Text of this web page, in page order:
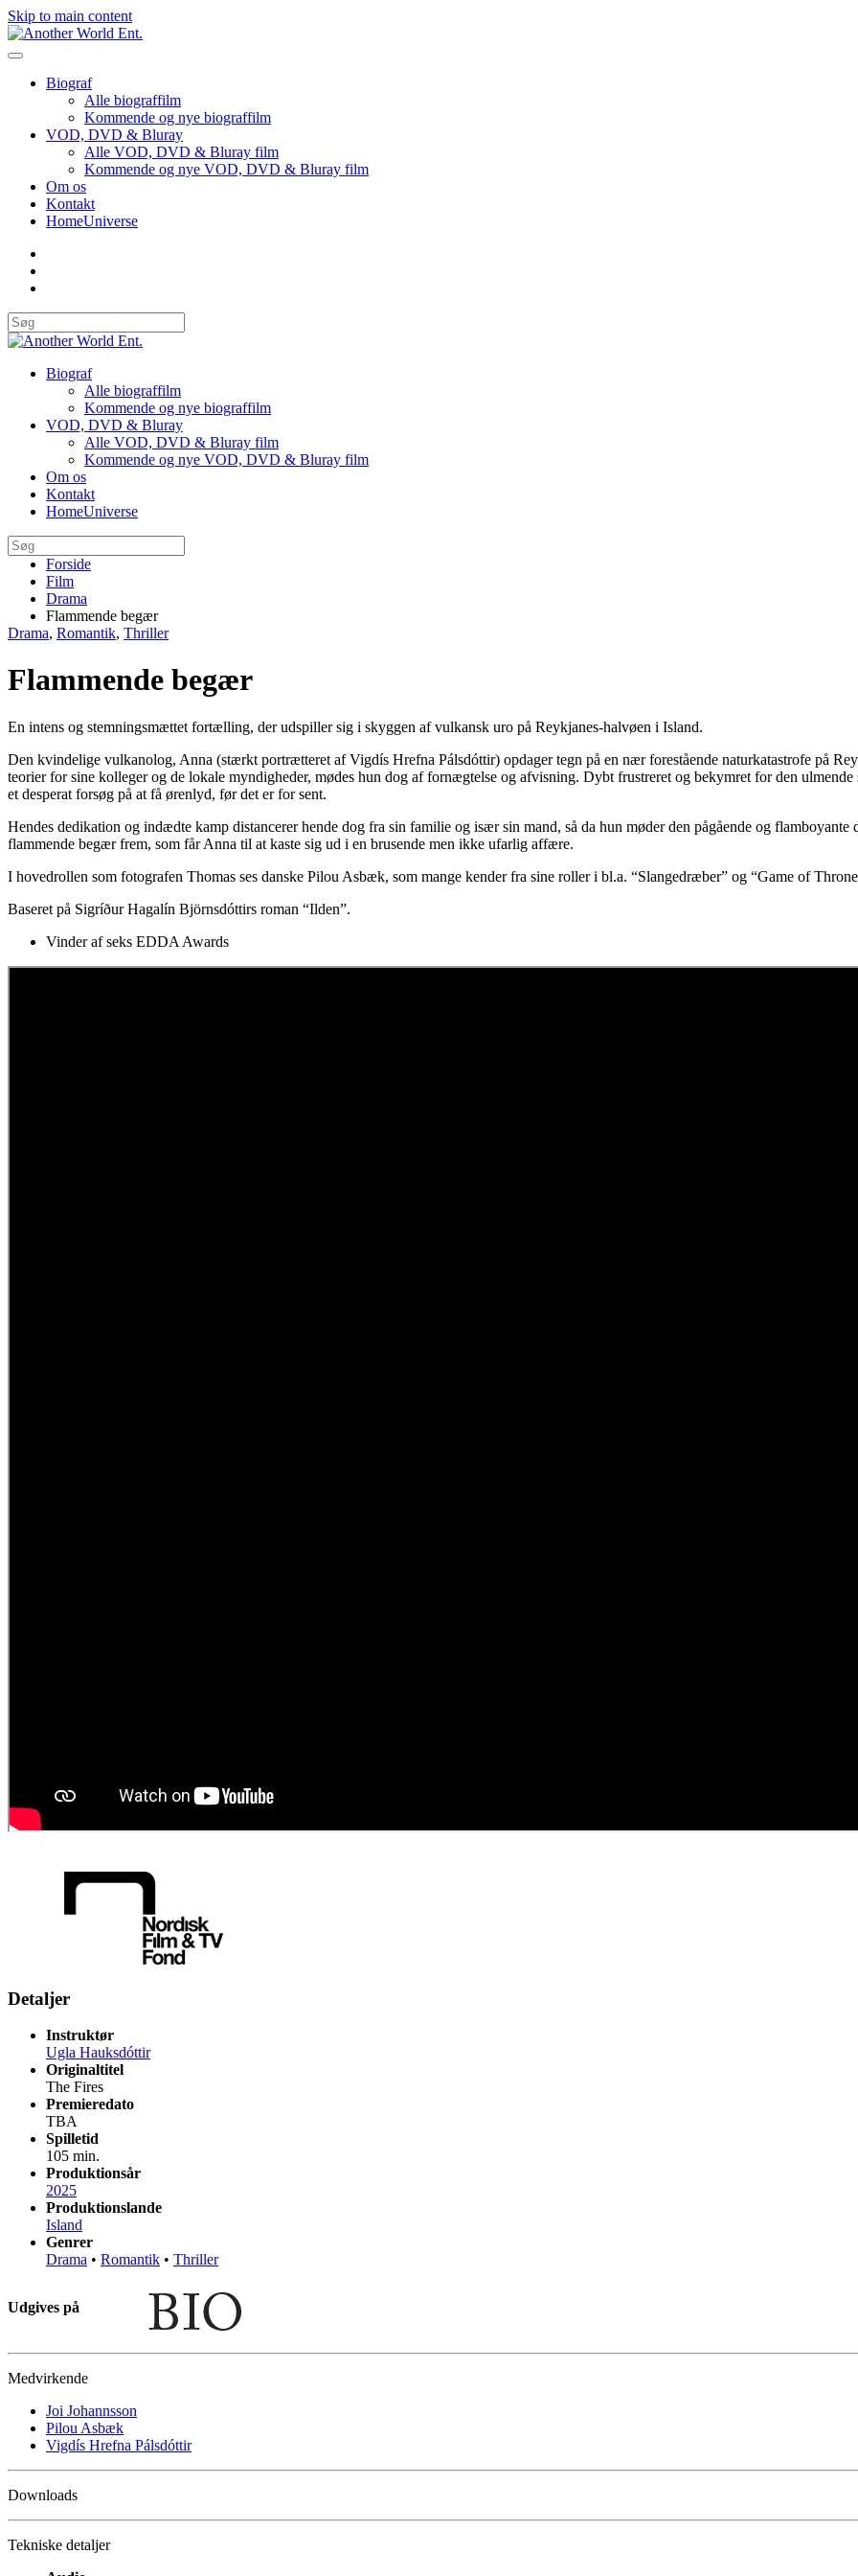
Skip to main content
Biograf
Alle biograffilm
Kommende og nye biograffilm
VOD, DVD & Bluray
Alle VOD, DVD & Bluray film
Kommende og nye VOD, DVD & Bluray film
Om os
Kontakt
HomeUniverse
Biograf
Alle biograffilm
Kommende og nye biograffilm
VOD, DVD & Bluray
Alle VOD, DVD & Bluray film
Kommende og nye VOD, DVD & Bluray film
Om os
Kontakt
HomeUniverse
Forside
Film
Drama
Flammende begær
Drama, Romantik, Thriller
Flammende begær
En intens og stemningsmættet fortælling, der udspiller sig i skyggen af vulkansk uro på Reykjanes-halvøen i Island.
Den kvindelige vulkanolog, Anna (stærkt portrætteret af Vigdís Hrefna Pálsdóttir) opdager tegn på en nær forestående naturkatastrofe på
teorier for sine kolleger og de lokale myndigheder, mødes hun dog af fornægtelse og afvisning. Dybt frustreret og bekymret for den
et desperat forsøg på at få ørenlyd, før det er for sent.
Hendes dedikation og indædte kamp distancerer hende dog fra sin familie og især sin mand, så da hun møder den pågående og
flammende begær frem, som får Anna til at kaste sig ud i en brusende men ikke ufarlig affære.
I hovedrollen som fotografen Thomas ses danske Pilou Asbæk, som mange kender fra sine roller i bl.a. “Slangedræber” og “Game of
Baseret på Sigríður Hagalín Björnsdóttirs roman “Ilden”.
Vinder af seks EDDA Awards
Detaljer
Instruktør
Ugla Hauksdóttir
Originaltitel
The Fires
Premieredato
TBA
Spilletid
105 min.
Produktionsår
2025
Produktionslande
Island
Genrer
Drama • Romantik • Thriller
Udgives på
Medvirkende
Joi Johannsson
Pilou Asbæk
Vigdís Hrefna Pálsdóttir
Downloads
Tekniske detaljer